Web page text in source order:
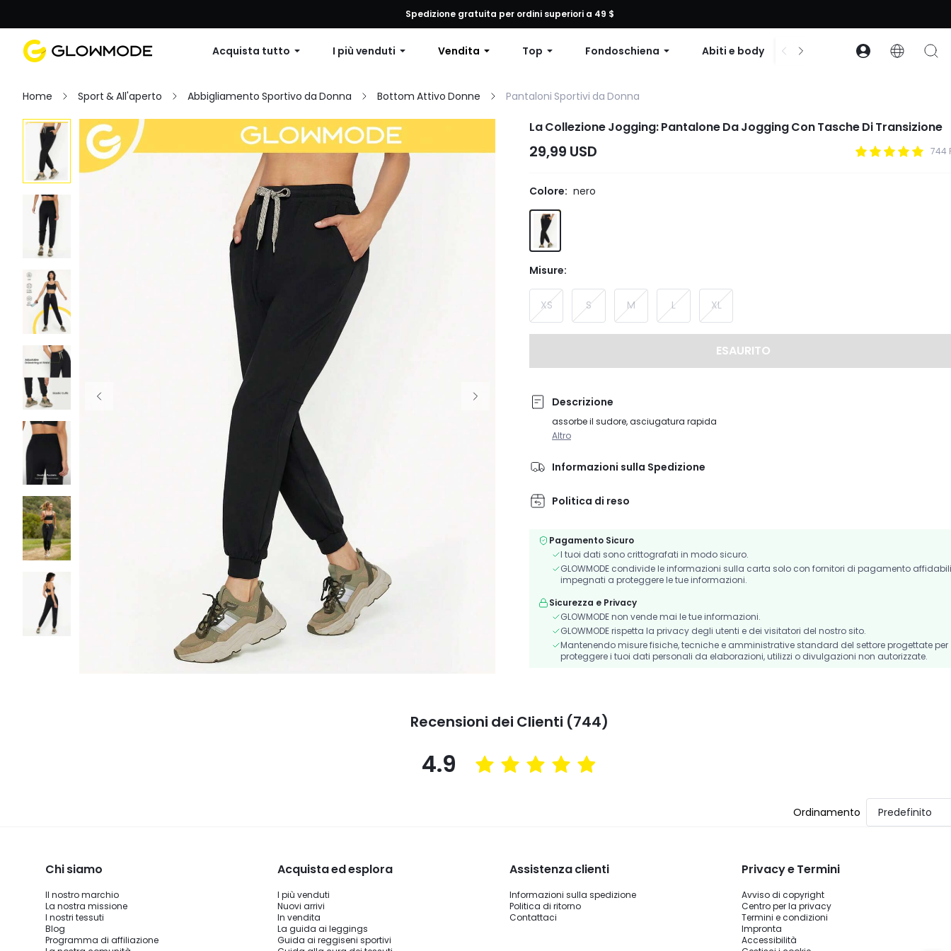
Primo ordine: 10% di sconto su qualsiasi ordine, 12% di sconto su ordini superiori a $79 o 15% di sconto su ordini superiori a $99 | Codice: GLOWNEW
Spedizione gratuita per ordini superiori a 49 $
Acquista tutto I più venduti Vendita Top Fondoschiena Abiti e body Accessori
Home Sport & All'aperto Abbigliamento Sportivo da Donna Bottom Attivo Donne Pantaloni Sportivi da Donna
La Collezione Jogging: Pantalone Da Jogging Con Tasche Di Transizione
29,99 USD 744
Colore: nero
Misure:
XS S M L XL
ESAURITO
Descrizione
assorbe il sudore, asciugatura rapida
Altro
Informazioni sulla Spedizione
Politica di reso
Pagamento Sicuro
I tuoi dati sono crittografati in modo sicuro.
GLOWMODE condivide le informazioni sulla carta solo con fornitori di pagamento affidabili
impegnati a proteggere le tue informazioni.
Sicurezza e Privacy
GLOWMODE non vende mai le tue informazioni.
GLOWMODE rispetta la privacy degli utenti e dei visitatori del nostro sito.
Mantenendo misure fisiche, tecniche e amministrative standard del settore progettate per
proteggere i tuoi dati personali da elaborazioni, utilizzi o divulgazioni non autorizzate.
Recensioni dei Clienti (744)
4.9
Ordinamento Predefinito
Chi siamo
Il nostro marchio
La nostra missione
I nostri tessuti
Blog
Programma di affiliazione
Acquista ed esplora
I più venduti
Nuovi arrivi
In vendita
La guida ai leggings
Guida ai reggiseni sportivi
Assistenza clienti
Informazioni sulla spedizione
Politica di ritorno
Contattaci
Privacy e Termini
Avviso di copyright
Centro per la privacy
Termini e condizioni
Impronta
Accessibilità